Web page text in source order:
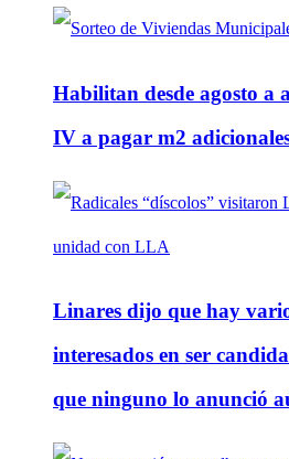
Habilitan desde agosto a
IV a pagar m2
Linares dijo que hay
interesados en ser
que ninguno lo anunció